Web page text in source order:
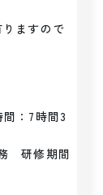
ますので
：7時間3
　研修期間